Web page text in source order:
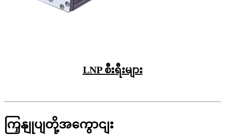
LNP စီးရီးများ
ကြှနျုပျတို့အကွောငျး